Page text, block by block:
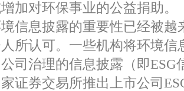
加对环保事业的公益捐助。
信息披露的重要性已经被越
所认可。一些机构将环境信
司治理的信息披露（即ESG
证券交易所推出上市公司